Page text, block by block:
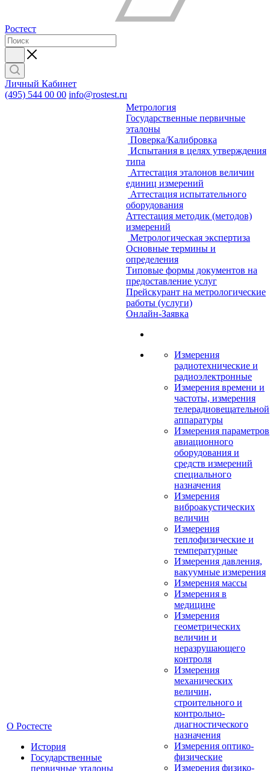
Ростест
Личный Кабинет
(495) 544 00 00 info@rostest.ru
О Ростесте
История
Государственные
первичные эталоны
Метрология
Государственные первичные
эталоны
Поверка/Калибровка
Испытания в целях утверждения
типа
Аттестация эталонов величин
единиц измерений
Аттестация испытательного
оборудования
Аттестация методик (методов)
измерений
Метрологическая экспертиза
Основные термины и
определения
Типовые формы документов на
предоставление услуг
Прейскурант на метрологические
работы (услуги)
Онлайн-Заявка
Измерения
радиотехнические и
радиоэлектронные
Измерения времени и
частоты, измерения
телерадиовещательной
аппаратуры
Измерения параметров
авиационного
оборудования и
средств измерений
специального
назначения
Измерения
виброакустических
величин
Измерения
теплофизические и
температурные
Измерения давления,
вакуумные измерения
Измерения массы
Измерения в
медицине
Измерения
геометрических
величин и
неразрушающего
контроля
Измерения
механических
величин,
строительного и
контрольно-
диагностического
назначения
Измерения оптико-
физические
Измерения физико-